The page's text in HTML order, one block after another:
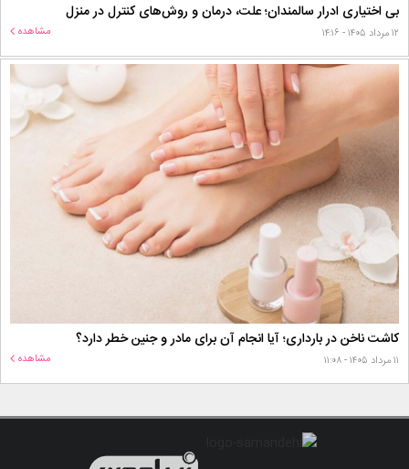
بی اختیاری ادرار سالمندان؛ علت، درمان و روش‌های کنترل در منزل
۱۲ مرداد ۱۴۰۵ - ۱۴:۱۶ مشاهده
کاشت ناخن در بارداری؛ آیا انجام آن برای مادر و جنین خطر دارد؟
۱۱ مرداد ۱۴۰۵ - ۱۱:۰۸ مشاهده